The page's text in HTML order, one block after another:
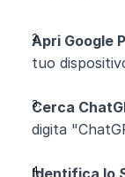
Apri Google
tuo
Cerca
digita
Identifica lo